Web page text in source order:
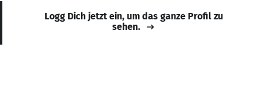
Logg Dich jetzt ein, um das ganze Profil zu
sehen.